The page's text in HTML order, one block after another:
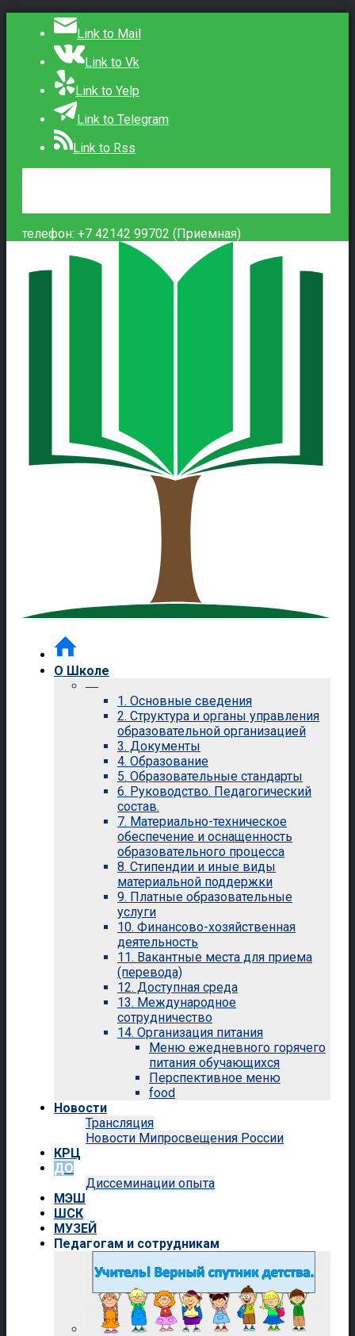
Link to Mail
Link to Vk
Link to Yelp
Link to Telegram
Link to Rss
телефон: +7 42142 99702 (Приемная)
О Школе
—
1. Основные сведения
2. Структура и органы управления
образовательной организацией
3. Документы
4. Образование
5. Образовательные стандарты
6. Руководство. Педагогический
состав.
7. Материально-техническое
обеспечение и оснащенность
образовательного процесса
8. Стипендии и иные виды
материальной поддержки
9. Платные образовательные
услуги
10. Финансово-хозяйственная
деятельность
11. Вакантные места для приема
(перевода)
12. Доступная среда
13. Международное
сотрудничество
14. Организация питания
Меню ежедневного горячего
питания обучающихся
Перспективное меню
food
Новости
Трансляция
Новости Мипросвещения России
КРЦ
ДО
Диссеминации опыта
МЭШ
ШСК
МУЗЕЙ
Педагогам и сотрудникам